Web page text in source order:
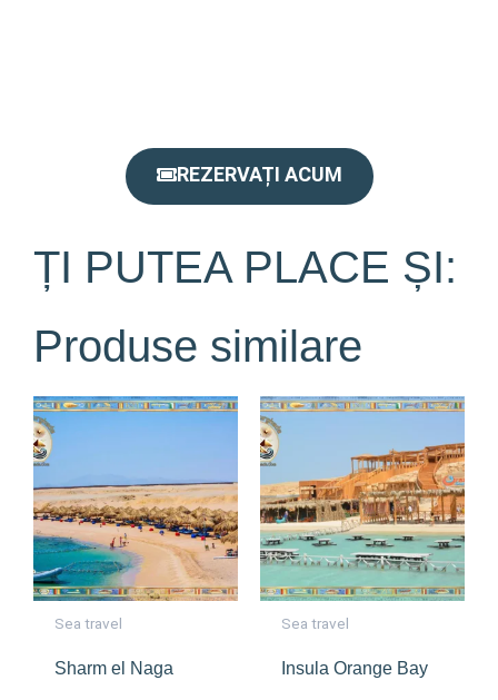
REZERVAȚI ACUM
ȚI PUTEA PLACE ȘI:
Produse similare
Sea travel
Sharm el Naga
Sea travel
Insula Orange Bay